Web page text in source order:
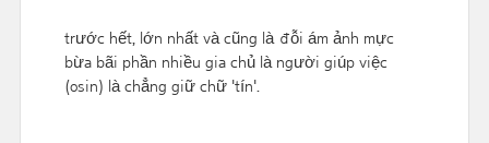
trước hết, lớn nhất và cũng là đỗi ám ảnh mực
bừa bãi phần nhiều gia chủ là người giúp việc
(osin) là chẳng giữ chữ 'tín'.